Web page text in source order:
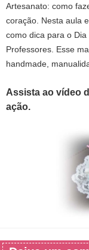
Artesanato: como
coração. Nesta aula
como dica para o
Professores. Esse
handmade,
Assista ao vídeo
ação.